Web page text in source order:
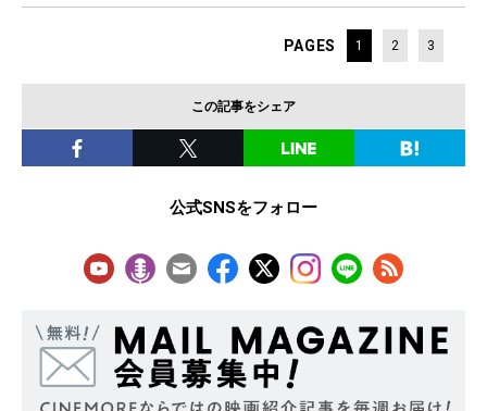
PAGES 1 2 3
この記事をシェア
公式SNSをフォロー